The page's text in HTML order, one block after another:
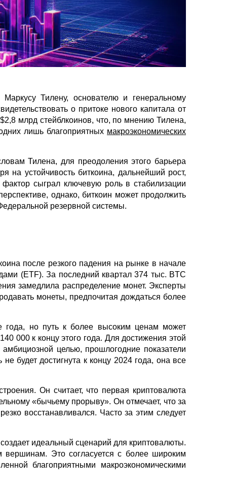
Тилену, основателю и генеральному
о притоке нового капитала от
млрд стейблкоинов, что, по мнению Тилена,
лишь благоприятных макроэкономических
Тилена, для преодоления этого барьера
на устойчивость биткоина, дальнейший рост,
фактор сыграл ключевую роль в стабилизации
однако, биткоин может продолжить
резервной системы.
после резкого падения на рынке в начале
(ETF). За последний квартал 374 тыс. BTC
замедлила распределение монет. Эксперты
монеты, предпочитая дождаться более
года, но путь к более высоким ценам может
000 к концу этого года. Для достижения этой
целью, прошлогодние показатели
будет достигнута к концу 2024 года, она все
Он считает, что первая криптовалюта
«бычьему прорыву». Он отмечает, что за
восстанавливался. Часто за этим следует
идеальный сценарий для криптовалюты.
вершинам. Это согласуется с более широким
благоприятными макроэкономическими